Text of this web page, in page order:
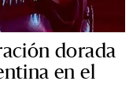
dorada
en el